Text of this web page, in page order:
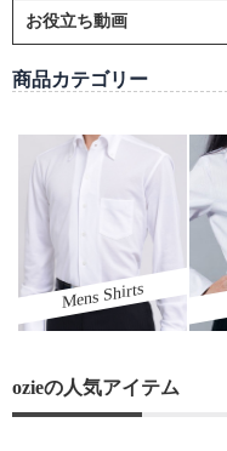
お役立ち動画
商品カテゴリー
Mens Shirts
ozieの人気アイテム